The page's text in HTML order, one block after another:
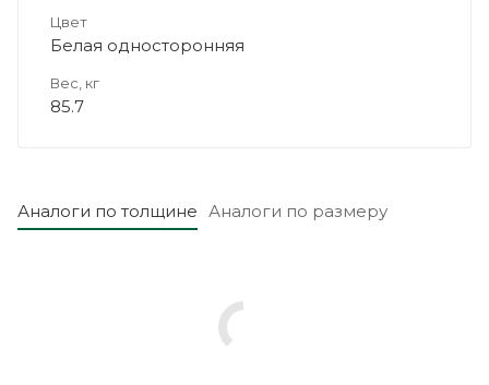
Цвет
Белая односторонняя
Вес, кг
85.7
Аналоги по толщине Аналоги по размеру